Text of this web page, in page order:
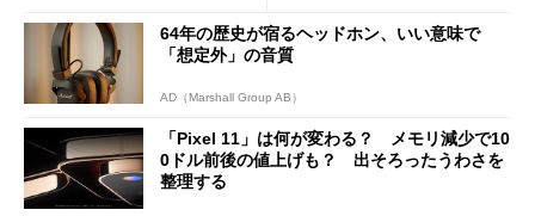
64年の歴史が宿るヘッドホン、いい意味で
「想定外」の音質
AD（Marshall Group AB）
「Pixel 11」は何が変わる？ メモリ減少で10
0ドル前後の値上げも？ 出そろったうわさを
整理する